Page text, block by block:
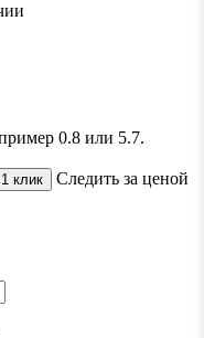
0.8 или 5.7.
клик Следить за ценой